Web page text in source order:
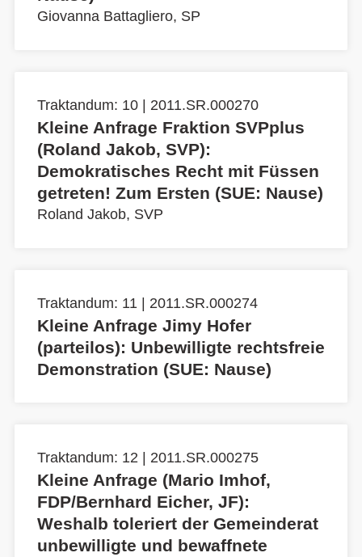
Giovanna Battagliero, SP
Traktandum: 10 | 2011.SR.000270
Kleine Anfrage Fraktion SVPplus
(Roland Jakob, SVP):
Demokratisches Recht mit Füssen
getreten! Zum Ersten (SUE: Nause)
Roland Jakob, SVP
Traktandum: 11 | 2011.SR.000274
Kleine Anfrage Jimy Hofer
(parteilos): Unbewilligte rechtsfreie
Demonstration (SUE: Nause)
Traktandum: 12 | 2011.SR.000275
Kleine Anfrage (Mario Imhof,
FDP/Bernhard Eicher, JF):
Weshalb toleriert der Gemeinderat
unbewilligte und bewaffnete